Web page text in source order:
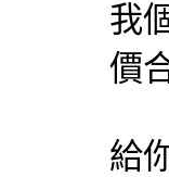
我
價
給